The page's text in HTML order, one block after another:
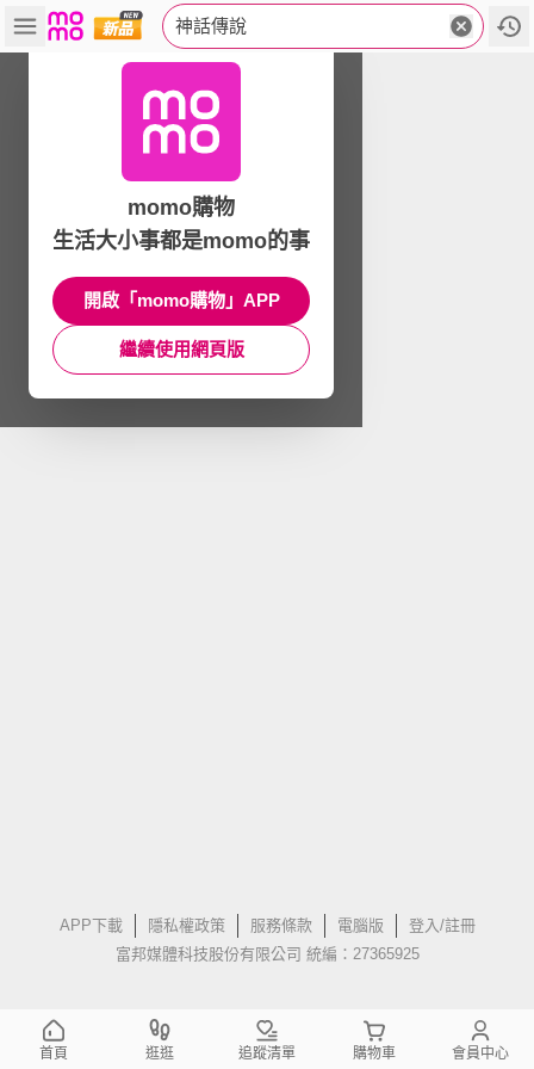
神話傳說
APP下載 隱私權政策 服務條款 電腦版
登入/註冊
富邦媒體科技股份有限公司 統編：27365925
momo購物
生活大小事都是momo的事
開啟「momo購物」APP
繼續使用網頁版
首頁 逛逛 追蹤清單 購物車 會員中心